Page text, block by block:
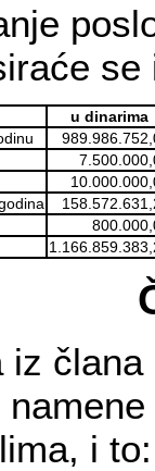
u dinarima
i to: